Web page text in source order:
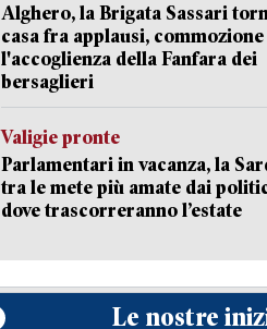
Alghero, la Brigata Sassari
casa fra applausi, commozione
l'accoglienza della Fanfara dei
bersaglieri
Valigie pronte
Parlamentari in vacanza, la
tra le mete più amate dai
dove trascorreranno l’estate
Le nostre